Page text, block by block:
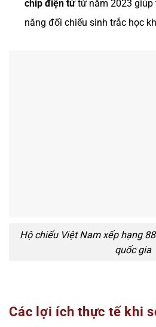
chip điện tửtừ năm 2023 giúp
năng đối chiếu sinh trắc học
Hộ chiếu Việt Nam xếp hạng
quốc gia
Các lợi ích thực tế khi